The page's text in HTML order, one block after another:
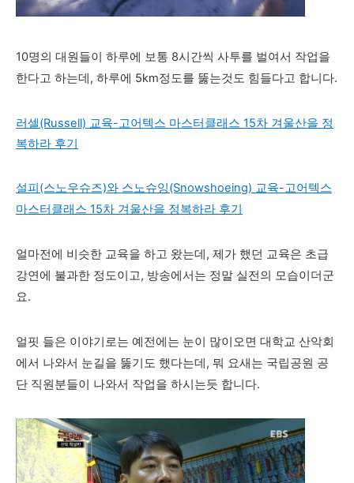
10명의 대원들이 하루에 보통 8시간씩 사투를 벌여서 작업을
한다고 하는데, 하루에 5km정도를 뚫는것도 힘들다고 합니다.
러셀(Russell) 교육-고어텍스 마스터클래스 15차 겨울산을 정
복하라 후기
설피(스노우슈즈)와 스노슈잉(Snowshoeing) 교육-고어텍스
마스터클래스 15차 겨울산을 정복하라 후기
얼마전에 비슷한 교육을 하고 왔는데, 제가 했던 교육은 초급
강연에 불과한 정도이고, 방송에서는 정말 실전의 모습이더군
요.
얼핏 들은 이야기로는 예전에는 눈이 많이오면 대학교 산악회
에서 나와서 눈길을 뚫기도 했다는데, 뭐 요새는 국립공원 공
단 직원분들이 나와서 작업을 하시는듯 합니다.